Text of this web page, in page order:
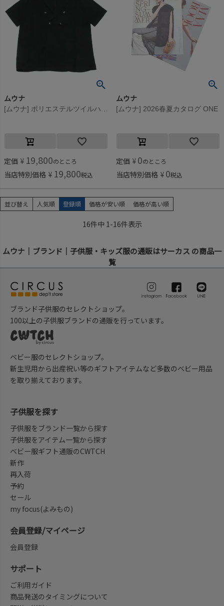
ムウナ
[ムウナ] ポリエステルツイルハーフスリーブテーラードJK クロ(4)
定価 ¥ 19,800のところ
当店特別価格 ¥ 19,800税込
ムウナ
[ムウナ] 2026春夏カタログ ONE
定価 ¥ 0のところ
当店特別価格 ¥ 0税込
並び替え 人気順 登録順 価格が安い順 価格が高い順
16件中 1-16件表示
ムウナ｜ブランド｜子供服・キッズ服の通販はサーカス の商品一
覧
ブランド子供服のセレクトショップ。
100以上の子供服ブランドの通販を行っています。
ベビー服のセレクトショップ。
新生児用から出産祝い等のギフトアイテムなど多数のベビー用品
を取り揃えております。
子供服を探す
子供服をブランド一覧から探す
子供服をアイテム一覧から探す
ベビー服ギフト通販のCWTCH
新作
再入荷
予約
セール
my focus(よみもの)
会員登録/マイページ
会員登録
サポート
ご利用ガイド
商品発送のタイミングについて